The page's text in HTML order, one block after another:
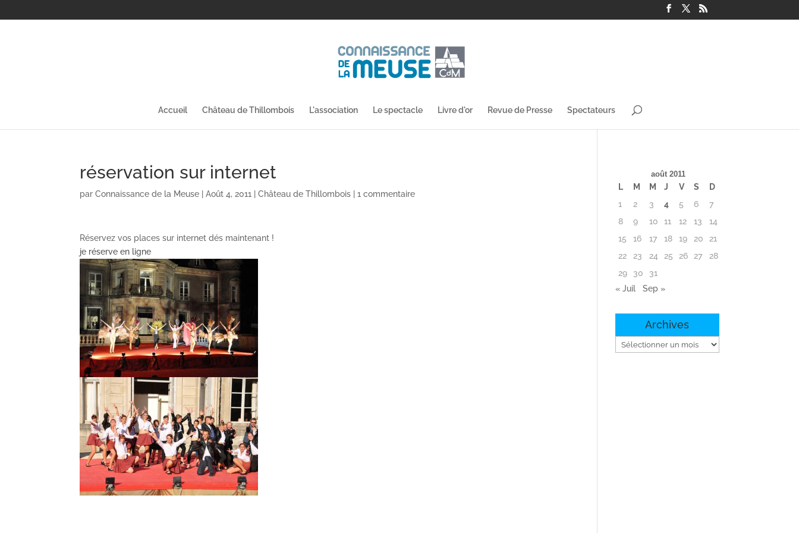
Accueil Château de Thillombois L'association Le spectacle Livre d'or Revue de Presse Spectateurs
réservation sur internet
parConnaissance de la Meuse |Août 4, 2011 |Château de Thillombois |1 commentaire
Réservez vos places sur internet dés maintenant !
je réserve en ligne
août 2011
L M M J V S
D
1
2 3 4 5 6
7
8
9 10 11 12 13
14
15
16 17 18 19 20
21
22
23 24 25 26 27
28
29
30
31
« Juil
Sep »
Archives
Archives